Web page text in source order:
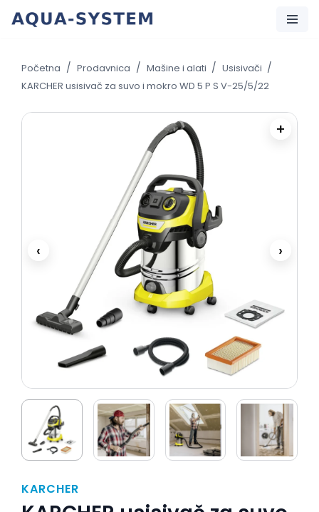
content
Početna / Prodavnica / Mašine i alati / Usisivači /
KARCHER usisivač za suvo i mokro WD 5 P S V-25/5/22
‹
+
›
KARCHER